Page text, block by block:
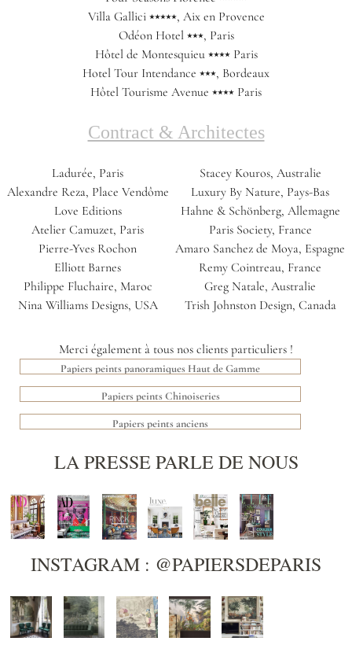
Villa Gallici ⭑⭑⭑⭑⭑, Aix en Provence
Odéon Hotel ⭑⭑⭑, Paris
Hôtel de Montesquieu ⭑⭑⭑⭑ Paris
Hotel Tour Intendance ⭑⭑⭑, Bordeaux
Hôtel Tourisme Avenue ⭑⭑⭑⭑ Paris
Contract & Architectes
Ladurée, Paris
Alexandre Reza, Place Vendôme
Love Editions
Atelier Camuzet, Paris
Pierre-Yves Rochon
Elliott Barnes
Philippe Fluchaire, Maroc
Nina Williams Designs, USA
Stacey Kouros, Australie
Luxury By Nature, Pays-Bas
Hahne & Schönberg, Allemagne
Paris Society, France
Amaro Sanchez de Moya, Espagne
Remy Cointreau, France
Greg Natale, Australie
Trish Johnston Design, Canada
Merci également à tous nos clients particuliers !
Papiers peints panoramiques Haut de Gamme
Papiers peints Chinoiseries
Papiers peints anciens
LA PRESSE PARLE DE NOUS
INSTAGRAM : @PAPIERSDEPARIS